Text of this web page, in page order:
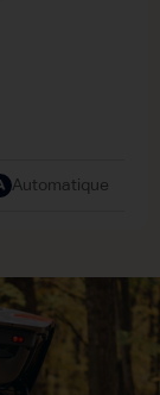
Automatique